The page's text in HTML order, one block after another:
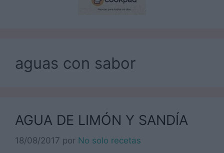
aguas con sabor
AGUA DE LIMÓN Y SANDÍA
18/08/2017 por No solo recetas